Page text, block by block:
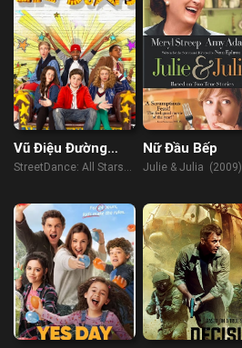
Vũ Điệu Đường
Phố 2
StreetDance: All Stars
Nữ Đầu Bếp
Julie & Julia (2009)